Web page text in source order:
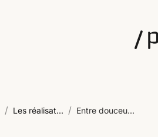
/ Les réalisat... / Entre douceu...